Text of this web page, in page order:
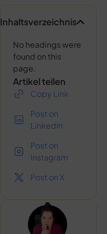
Inhaltsverzeichnis
No headings were
found on this
page.
Artikel teilen
Copy Link
Post on
Linkedin
Post on
Instagram
Post on X